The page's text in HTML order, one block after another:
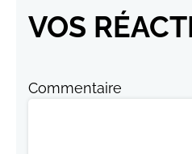
VOS
Commentaire